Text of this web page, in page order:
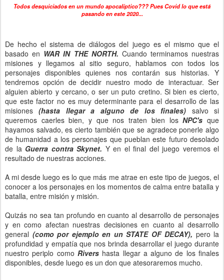
Todos desquiciados en un mundo apocalíptico??? Pues Covid lo que está
pasando en este 2020...
De hecho el sistema de diálogos del juego es el mismo que el
basado en WAR IN THE NORTH. Cuando terminamos nuestras
misiones y llegamos al sitio seguro, hablamos con todos los
personajes disponibles quienes nos contarán sus historias. Y
tendremos opción de decidir nuestro modo de interactuar. Ser
alguien abierto y cercano, o ser un puto cretino. Si bien es cierto,
que este factor no es muy determinante para el desarrollo de las
misiones(hasta llegar a alguno de los finales) salvo si
queremos caerles bien, y que nos traten bien losNPC'sque
hayamos salvado, es cierto también que se agradece ponerle algo
de humanidad a los personajes que pueblan este futuro desolado
de la Guerra contra Skynet. Y en el final del juego veremos el
resultado de nuestras acciones.
A mi desde luego es lo que más me atrae en este tipo de juegos, el
conocer a los personajes en los momentos de calma entre batalla y
batalla, entre misión y misión.
Quizás no sea tan profundo en cuanto al desarrollo de personajes
y en como afectan nuestras decisiones en cuanto al desarrollo
general (como por ejemplo en un STATE OF DECAY), pero la
profundidad y empatía que nos brinda desarrollar el juego durante
nuestro periplo como Rivers hasta llegar a alguno de los finales
disponibles, desde luego es un don que atesoraremos mucho.